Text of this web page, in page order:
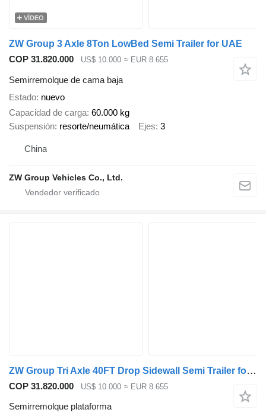
VÍDEO
ZW Group 3 Axle 8Ton LowBed Semi Trailer for UAE
COP 31.820.000
US$ 10.000 ≈ EUR 8.655
Semirremolque de cama baja
Estado nuevo
Capacidad de carga 60.000 kg
Suspensión resorte/neumática Ejes 3
China
ZW Group Vehicles Co., Ltd.
ZW Group Tri Axle 40FT Drop Sidewall Semi Trailer for Mozambique
COP 31.820.000 US$ 10.000 ≈ EUR 8.655
Semirremolque plataforma